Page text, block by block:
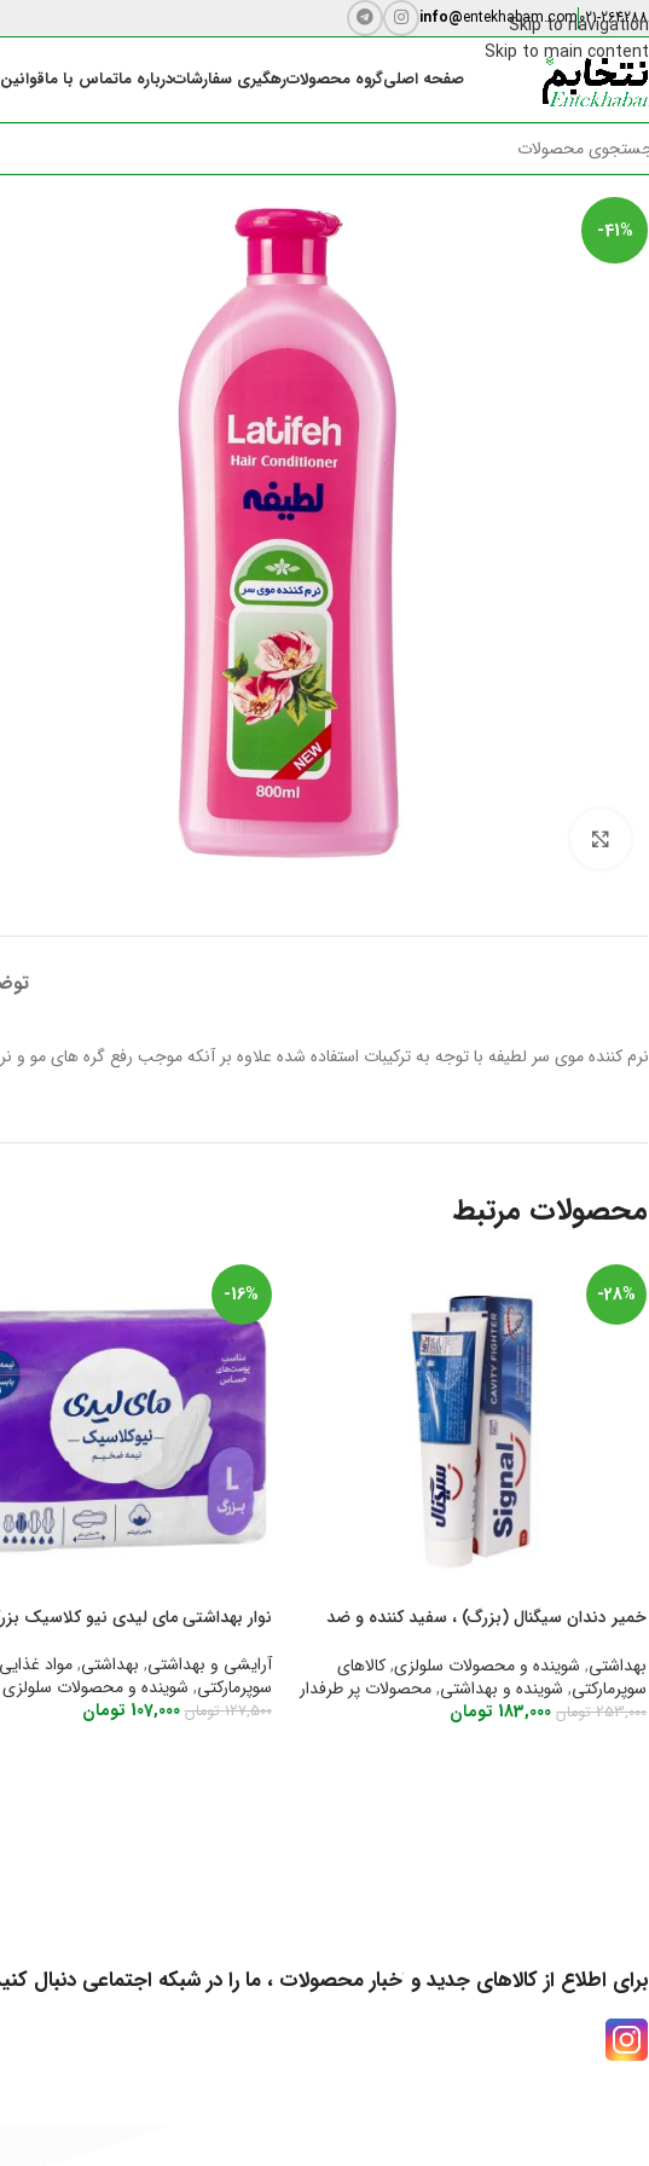
Skip to navigation
Skip to main content
021-
info@entekhabam.com
صفحه اصلیگروه محصولاترهگیری سفارشاتدرباره ماتماس با ما
-41%
نرم کننده موی سر لطیفه با توجه به ترکیبات استفاده شده علاوه بر آنکه موجب رفع گره های
محصولات مرتبط
-28%
خمیر دندان سیگنال (بزرگ) ، سفید کننده و ضد
بهداشتی, شوینده و محصولات سلولزی,کالاهای
سوپرمارکتی, شوینده و بهداشتی,محصولات پر طرفدار
253,000 تومان 183,000 تومان
-16%
نوار بهداشتی مای لیدی نیو کلاسیک
آرایشی و بهداشتی, بهداشتی,مواد
سوپرمارکتی, شوینده و محصولات سلولزی
127,500 تومان 107,000 تومان
برای اطلاع از کالاهای جدید و اخبار محصولات ، ما را در شبکه اجتماعی دنبال